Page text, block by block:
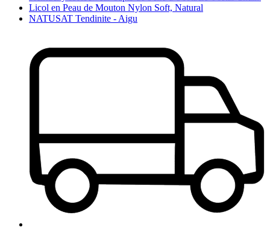
Licol en Peau de Mouton Nylon Soft, Natural
NATUSAT Tendinite - Aigu